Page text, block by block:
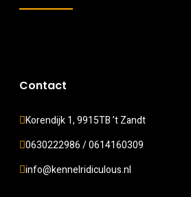
Contact
Korendijk 1, 9915TB ’t Zandt
0630222986 / 0614160309
info@kennelridiculous.nl